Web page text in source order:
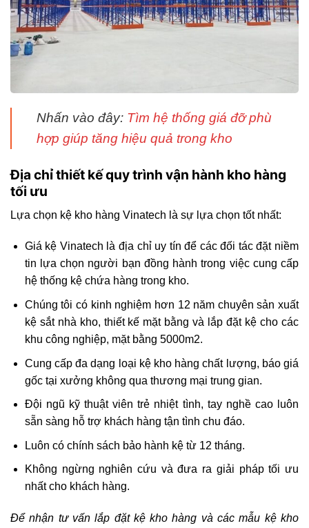
Nhấn vào đây: Tìm hệ thống giá đỡ phù
hợp giúp tăng hiệu quả trong kho
Địa chỉ thiết kế quy trình vận hành kho hàng
tối ưu
Lựa chọn kệ kho hàng Vinatech là sự lựa chọn tốt nhất:
Giá kệ Vinatech là địa chỉ uy tín để các đối tác đặt niềm
tin lựa chọn người bạn đồng hành trong việc cung cấp
hệ thống kệ chứa hàng trong kho.
Chúng tôi có kinh nghiệm hơn 12 năm chuyên sản xuất
kệ sắt nhà kho, thiết kế mặt bằng và lắp đặt kệ cho các
khu công nghiệp, mặt bằng 5000m2.
Cung cấp đa dạng loại kệ kho hàng chất lượng, báo giá
gốc tại xưởng không qua thương mại trung gian.
Đội ngũ kỹ thuật viên trẻ nhiệt tình, tay nghề cao luôn
sẵn sàng hỗ trợ khách hàng tận tình chu đáo.
Luôn có chính sách bảo hành kệ từ 12 tháng.
Không ngừng nghiên cứu và đưa ra giải pháp tối ưu
nhất cho khách hàng.
Để nhận tư vấn lắp đặt kệ kho hàng và các mẫu kệ kho